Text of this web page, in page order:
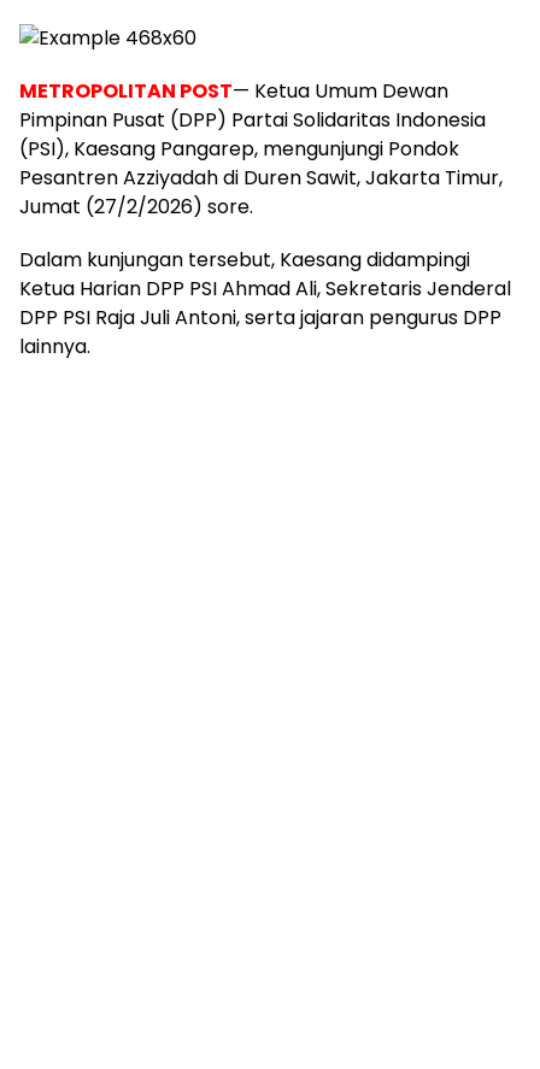
METROPOLITAN POST— Ketua Umum Dewan
Pimpinan Pusat (DPP) Partai Solidaritas Indonesia
(PSI), Kaesang Pangarep, mengunjungi Pondok
Pesantren Azziyadah di Duren Sawit, Jakarta Timur,
Jumat (27/2/2026) sore.
Dalam kunjungan tersebut, Kaesang didampingi
Ketua Harian DPP PSI Ahmad Ali, Sekretaris Jenderal
DPP PSI Raja Juli Antoni, serta jajaran pengurus DPP
lainnya.